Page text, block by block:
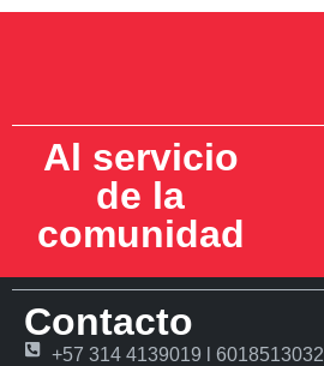
Al servicio
de la
comunidad
Contacto
+57 314 4139019 l 6018513032